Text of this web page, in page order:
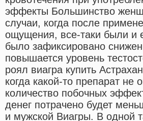
эффекты Большинство
случаи, когда после
ощущения, все-таки были и
было зафиксировано
повышается уровень
роял виагра купить
когда какой-то препарат не
количество побочных
денег потрачено будет
и мужской Виагры. В одной